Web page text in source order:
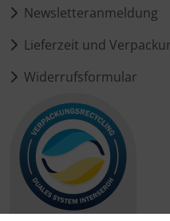
Newsletteranmeldung
Lieferzeit und
Widerrufsformular